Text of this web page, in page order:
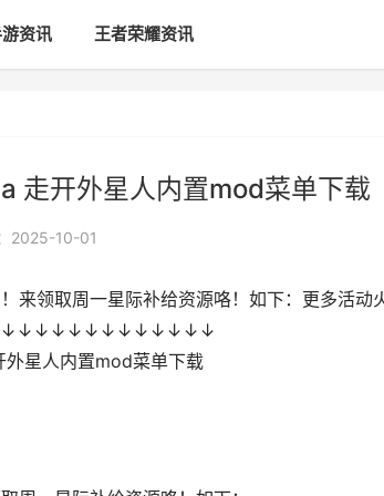
资讯 王者荣耀资讯
走开外星人内置mod菜单下载
2025-10-01
来领取周一星际补给资源咯！如下：更多活动
外星人内置mod菜单下载